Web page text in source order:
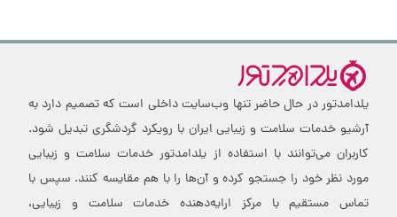
یلدامدتور در حال حاضر تنها وب‌سایت داخلی است که تصمیم دارد به
آرشیو خدمات سلامت و زیبایی ایران با رویکرد گردشگری تبدیل شود.
کاربران می‌توانند با استفاده از یلدامدتور خدمات سلامت و زیبایی
مورد نظر خود را جستجو کرده و آن‌ها را با هم مقایسه کنند. سپس با
تماس مستقیم با مرکز ارایه‌دهنده خدمات سلامت و زیبایی،